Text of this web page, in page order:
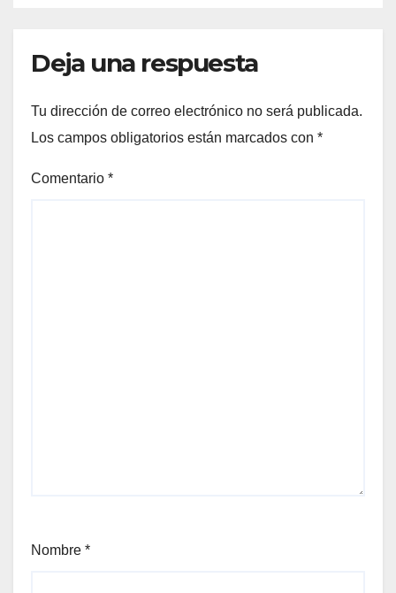
Deja una respuesta
Tu dirección de correo electrónico no será publicada.
Los campos obligatorios están marcados con *
Comentario *
Nombre *